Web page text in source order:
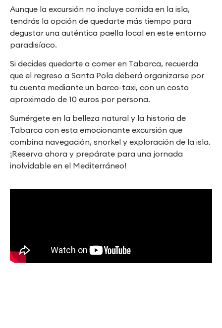
Aunque la excursión no incluye comida en la isla,
tendrás la opción de quedarte más tiempo para
degustar una auténtica paella local en este entorno
paradisíaco.
Si decides quedarte a comer en Tabarca, recuerda
que el regreso a Santa Pola deberá organizarse por
tu cuenta mediante un barco-taxi, con un costo
aproximado de 10 euros por persona.
Sumérgete en la belleza natural y la historia de
Tabarca con esta emocionante excursión que
combina navegación, snorkel y exploración de la isla.
¡Reserva ahora y prepárate para una jornada
inolvidable en el Mediterráneo!